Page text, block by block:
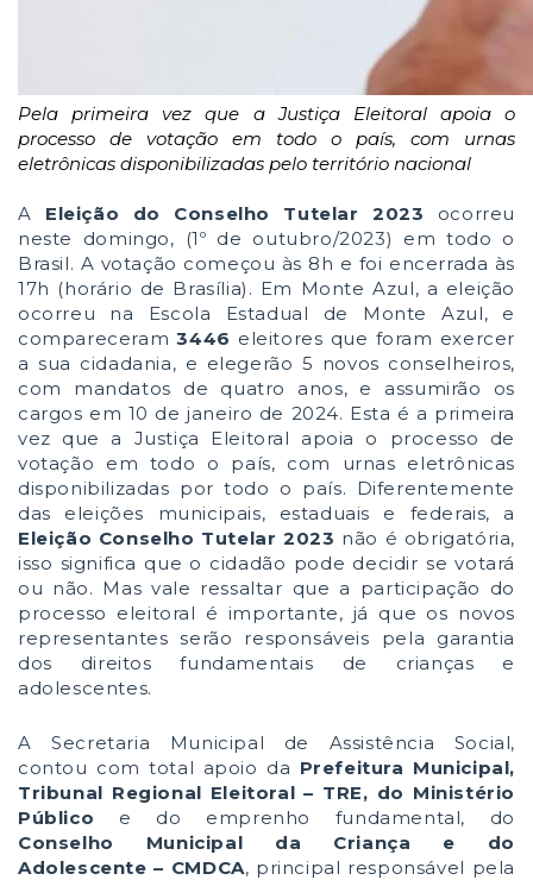
Pela primeira vez que a Justiça Eleitoral apoia o
processo de votação em todo o país, com urnas
eletrônicas disponibilizadas pelo território nacional
A Eleição do Conselho Tutelar 2023 ocorreu
neste domingo, (1º de outubro/2023) em todo o
Brasil. A votação começou às 8h e foi encerrada às
17h (horário de Brasília). Em Monte Azul, a eleição
ocorreu na Escola Estadual de Monte Azul, e
compareceram3446 eleitores que foram exercer
a sua cidadania, e elegerão 5 novos conselheiros,
com mandatos de quatro anos, e assumirão os
cargos em 10 de janeiro de 2024. Esta é a primeira
vez que a Justiça Eleitoral apoia o processo de
votação em todo o país, com urnas eletrônicas
disponibilizadas por todo o país. Diferentemente
das eleições municipais, estaduais e federais, a
Eleição Conselho Tutelar 2023 não é obrigatória,
isso significa que o cidadão pode decidir se votará
ou não. Mas vale ressaltar que a participação do
processo eleitoral é importante, já que os novos
representantes serão responsáveis pela garantia
dos direitos fundamentais de crianças e
adolescentes.
A Secretaria Municipal de Assistência Social,
contou com total apoio da Prefeitura Municipal,
Tribunal Regional Eleitoral – TRE, do Ministério
Público e do emprenho fundamental, do
Conselho Municipal da Criança e do
Adolescente – CMDCA, principal responsável pela